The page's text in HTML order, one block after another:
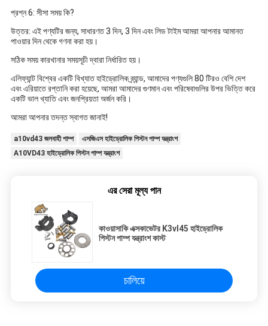
প্রশ্ন 6: সীসা সময় কি?
উত্তর: এই পণ্যটির জন্য, সাধারণত 3 দিন, 3 দিন এবং লিড টাইম আমরা আপনার আমানত
পাওয়ার দিন থেকে গণনা করা হয়।
সঠিক সময় কারখানার সময়সূচী দ্বারা নির্ধারিত হয়।
এলিফ্যান্ট বিশ্বের একটি বিখ্যাত হাইড্রোলিক ব্র্যান্ড, আমাদের পণ্যগুলি 80 টিরও বেশি দেশ
এবং এরিয়াতে রপ্তানি করা হয়েছে, আমরা আমাদের গুণমান এবং পরিষেবাগুলির উপর ভিত্তি করে
একটি ভাল খ্যাতি এবং জনপ্রিয়তা অর্জন করি।
আমরা আপনার তদন্ত স্বাগত জানাই!
a10vd43 জলবাহী পাম্প
এসজিএস হাইড্রোলিক পিস্টন পাম্প যন্ত্রাংশ
A10VD43 হাইড্রোলিক পিস্টন পাম্প যন্ত্রাংশ
এর সেরা মূল্য পান
কাওয়াসাকি এক্সকাভেটর K3vl45 হাইড্রোলিক
পিস্টন পাম্প যন্ত্রাংশ কাস্ট
চালিয়ে